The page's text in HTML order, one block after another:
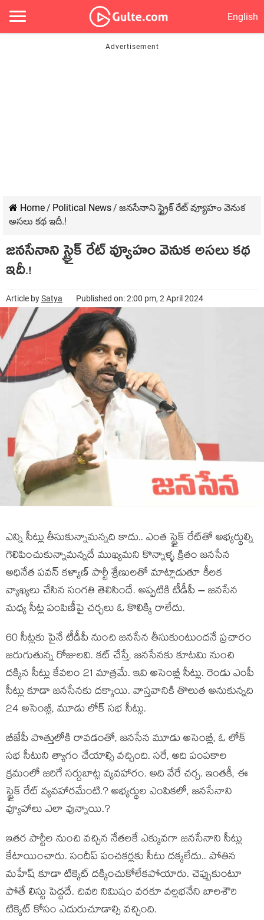
English
Home/ Political News/ జనసేనాని స్ట్రైక్ రేట్ వ్యూహం వెనుక
అసలు కథ ఇదీ.!
జనసేనాని స్ట్రైక్ రేట్ వ్యూహం వెనుక అసలు కథ
ఇదీ.!
Article bySatya Published on: 2:00 pm, 2 April 2024
ఎన్ని సీట్లు తీసుకున్నామన్నది కాదు.. ఎంత స్ట్రైక్ రేట్‌తో అభ్యర్థుల్ని
గెలిపించుకున్నామన్నదే ముఖ్యమని కొన్నాళ్ళ క్రితం జనసేన
అధినేత పవన్ కళ్యాణ్ పార్టీ శ్రేణులతో మాట్లాడుతూ కీలక
వ్యాఖ్యలు చేసిన సంగతి తెలిసిందే. అప్పటికి టీడీపీ – జనసేన
మధ్య సీట్ల పంపిణీపై చర్చలు ఓ కొలిక్కి రాలేదు.
60 సీట్లకు పైనే టీడీపీ నుంచి జనసేన తీసుకుంటుందనే ప్రచారం
జరుగుతున్న రోజులవి. కట్ చేస్తే, జనసేనకు కూటమి నుంచి
దక్కిన సీట్లు కేవలం 21 మాత్రమే. ఇవి అసెంబ్లీ సీట్లు. రెండు ఎంపీ
సీట్లు కూడా జనసేనకు దక్కాయి. వాస్తవానికి తొలుత అనుకున్నది
24 అసెంబ్లీ, మూడు లోక్ సభ సీట్లు.
బీజేపీ పొత్తులోకి రావడంతో, జనసేన మూడు అసెంబ్లీ, ఓ లోక్
సభ సీటుని త్యాగం చేయాల్సి వచ్చింది. సరే, అది పంపకాల
క్రమంలో జరిగే సర్దుబాట్ల వ్యవహారం. అది వేరే చర్చ. ఇంతకీ, ఈ
స్ట్రైక్ రేట్ వ్యవహారమేంటి.? అభ్యర్థుల ఎంపికలో, జనసేనాని
వ్యూహాలు ఎలా వున్నాయి.?
ఇతర పార్టీల నుంచి వచ్చిన నేతలకే ఎక్కువగా జనసేనాని సీట్లు
కేటాయించారు. సందీప్ పంచకర్లకు సీటు దక్కలేదు.. పోతిన
మహేష్ కూడా టిక్కెట్ దక్కించుకోలేకపోయారు. చెప్పుకుంటూ
పోతే లిస్టు పెద్దదే. చివరి నిమిషం వరకూ వల్లభనేని బాలశౌరి
టిక్కెట్ కోసం ఎదురుచూడాల్సి వచ్చింది.